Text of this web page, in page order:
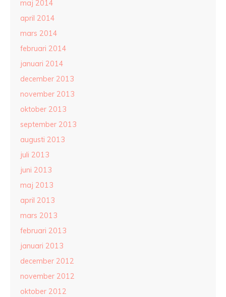
maj 2014
april 2014
mars 2014
februari 2014
januari 2014
december 2013
november 2013
oktober 2013
september 2013
augusti 2013
juli 2013
juni 2013
maj 2013
april 2013
mars 2013
februari 2013
januari 2013
december 2012
november 2012
oktober 2012